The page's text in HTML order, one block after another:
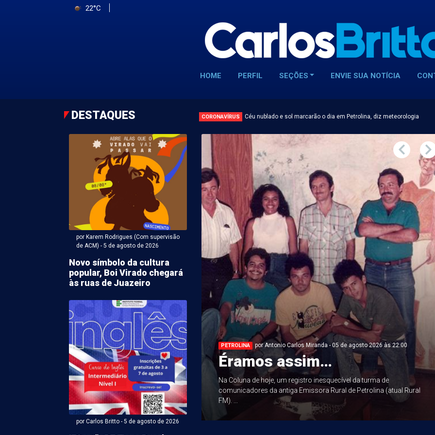
22°C
HOME PERFIL SEÇÕES ENVIE SUA NOTÍCIA
DESTAQUES CORONAVÍRUS Céu nublado e sol marcarão o dia em Petrolina, diz meteorologia
por Karem Rodrigues (Com supervisão
de ACM) - 5 de agosto de 2026
Novo símbolo da cultura
popular, Boi Virado chegará
às ruas de Juazeiro
por Carlos Britto - 5 de agosto de 2026
por sucatas
em bairros
da matéria sobre o acúmulo de sucatas nos
e Alto da Aliança, em Juazeiro (BA), ...
PETROLINA por Antonio Carlos Miranda - 05 de agosto 2026 às 22:00
Éramos assim…
Na Coluna de hoje, um registro inesquecível da turma de
comunicadores da antiga Emissora Rural de Petrolina (atual Rural
FM). ...